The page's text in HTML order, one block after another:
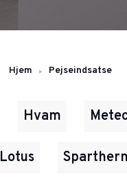
Hjem Pejseindsatse
Hvam
Lotus